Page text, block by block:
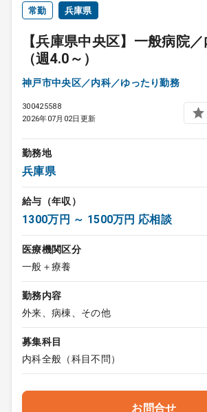
常勤 兵庫県
【兵庫県中央区】一般病院
（週4.0～）
神戸市中央区／内科／ゆったり勤務
300425588
2026年07月02日更新
勤務地
兵庫県
給与（年収）
1300万円 ～ 1500万円 応相談
医療機関区分
一般＋療養
勤務内容
外来、病棟、その他
募集科目
内科全般（科目不問）
お問合せ